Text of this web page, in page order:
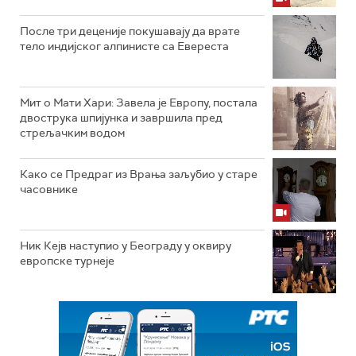
После три деценије покушавају да врате
тело индијског алпинисте са Евереста
Мит о Мати Хари: Завела је Европу, постала
двострука шпијунка и завршила пред
стрељачким водом
Како се Предраг из Врања заљубио у старе
часовнике
Ник Кејв наступио у Београду у оквиру
европске турнеје